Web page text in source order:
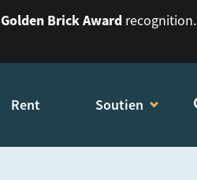
Golden Brick Award recognition.
Rent Soutien